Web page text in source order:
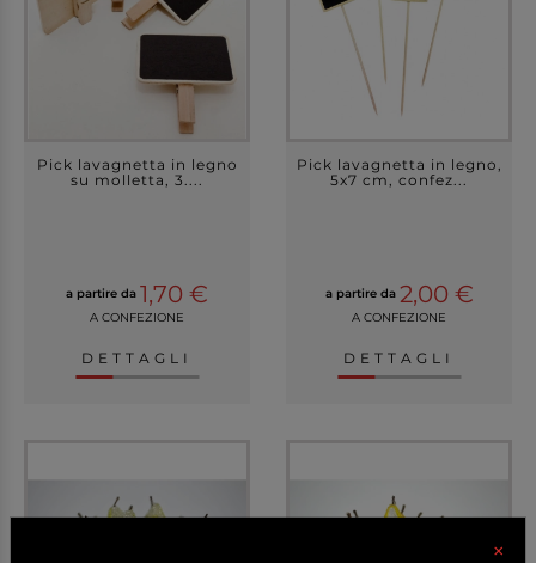
Pick lavagnetta in legno
su molletta, 3....
a partire da 1,70 €
A CONFEZIONE
DETTAGLI
Pick lavagnetta in legno,
5x7 cm, confez...
a partire da 2,00 €
A CONFEZIONE
DETTAGLI
×